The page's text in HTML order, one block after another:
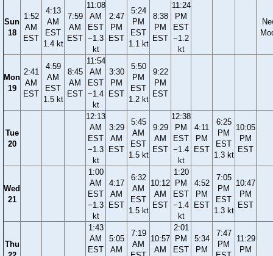
Sun
18
1:52
AM
EST
4:13
AM
EST
1.4 kt
7:59
AM
EST
11:08
AM
EST
−1.3
kt
2:47
PM
EST
5:24
PM
EST
1.1 kt
8:38
PM
EST
11:24
PM
EST
−1.2
kt
Mon
19
2:41
AM
EST
4:59
AM
EST
1.5 kt
8:45
AM
EST
11:54
AM
EST
−1.4
kt
3:30
PM
EST
5:50
PM
EST
1.2 kt
9:22
PM
EST
Tue
20
12:13
AM
EST
−1.3
kt
3:29
AM
EST
5:45
AM
EST
1.5 kt
9:29
AM
EST
12:38
PM
EST
−1.4
kt
4:11
PM
EST
6:25
PM
EST
1.3 kt
10:05
PM
EST
Wed
21
1:00
AM
EST
−1.3
kt
4:17
AM
EST
6:32
AM
EST
1.5 kt
10:12
AM
EST
1:20
PM
EST
−1.4
kt
4:52
PM
EST
7:05
PM
EST
1.3 kt
10:47
PM
EST
Thu
1:43
AM
EST
5:05
AM
7:19
AM
10:57
AM
2:01
PM
EST
5:34
PM
7:47
PM
11:29
PM